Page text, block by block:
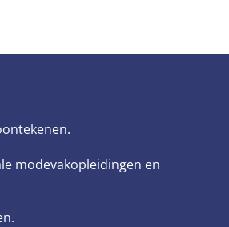
modevakopleidingen en